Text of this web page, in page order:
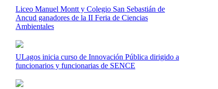
Liceo Manuel Montt y Colegio San Sebastián de
Ancud ganadores de la II Feria de Ciencias
Ambientales
ULagos inicia curso de Innovación Pública dirigido a
funcionarios y funcionarias de SENCE